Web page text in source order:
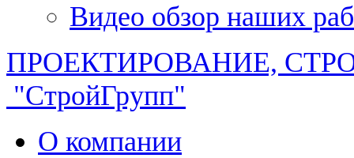
Видео обзор наших
ПРОЕКТИРОВАНИЕ,
"СтройГрупп"
О компании